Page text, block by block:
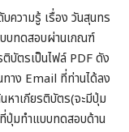
ความรู้ เรื่อง วันสุนทร
บบทดสอบผ่านเกณฑ์
บัตรเป็นไฟล์ PDF ดัง
าง Email ที่ท่านได้ลง
าเกียรติบัตร(จะมีปุ่ม
ปุ่มทำแบบทดสอบด้าน